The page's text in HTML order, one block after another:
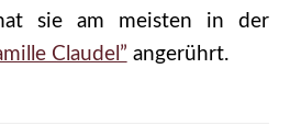
sie am meisten in der
Claudel” angerührt.